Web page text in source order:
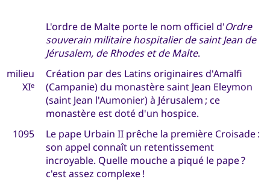
L'ordre de Malte porte le nom officiel d'Ordre
souverain militaire hospitalier de saint Jean de
Jérusalem, de Rhodes et de Malte.
milieu
XIe
Création par des Latins originaires d'Amalfi
(Campanie) du monastère saint Jean Eleymon
(saint Jean l'Aumonier) à Jérusalem ; ce
monastère est doté d'un hospice.
1095
Le pape Urbain II prêche la première Croisade :
son appel connaît un retentissement
incroyable. Quelle mouche a piqué le pape ?
c'est assez complexe !